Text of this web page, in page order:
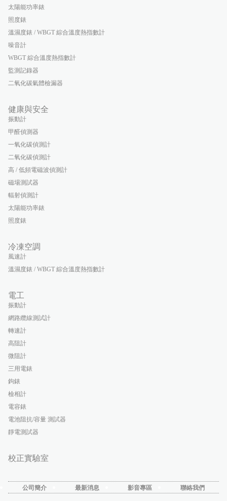
太陽能功率錶
照度錶
溫濕度錶 / WBGT 綜合溫度熱指數計
噪音計
WBGT 綜合溫度熱指數計
監測記錄器
二氧化碳氣體檢漏器
健康與安全
振動計
甲醛偵測器
一氧化碳偵測計
二氧化碳偵測計
高 / 低頻電磁波偵測計
磁場測試器
輻射偵測計
太陽能功率錶
照度錶
冷凍空調
風速計
溫濕度錶 / WBGT 綜合溫度熱指數計
電工
振動計
網路纜線測試計
轉速計
高阻計
微阻計
三用電錶
鉤錶
檢相計
電容錶
電池阻抗/容量 測試器
靜電測試器
校正實驗室
公司簡介 最新消息 影音專區 聯絡我們